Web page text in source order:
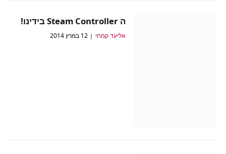
ה Steam Controller בידינו!
אליעד קמחי 12 במרץ 2014